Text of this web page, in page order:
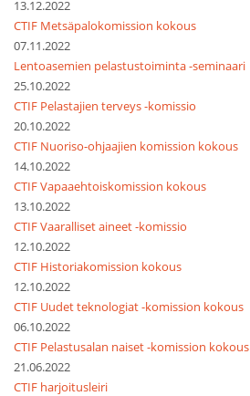
13.12.2022
CTIF Metsäpalokomission kokous
07.11.2022
Lentoasemien pelastustoiminta -seminaari
25.10.2022
CTIF Pelastajien terveys -komissio
20.10.2022
CTIF Nuoriso-ohjaajien komission kokous
14.10.2022
CTIF Vapaaehtoiskomission kokous
13.10.2022
CTIF Vaaralliset aineet -komissio
12.10.2022
CTIF Historiakomission kokous
12.10.2022
CTIF Uudet teknologiat -komission kokous
06.10.2022
CTIF Pelastusalan naiset -komission kokous
21.06.2022
CTIF harjoitusleiri